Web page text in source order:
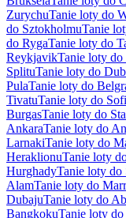
ZurychuTanie loty do
do SztokholmuTanie
do RygaTanie loty do
ReykjavikTanie loty do
SplituTanie loty do
PulaTanie loty do
TivatuTanie loty do
BurgasTanie loty do
AnkaraTanie loty do
LarnakiTanie loty do
HeraklionuTanie loty
HurghadyTanie loty do
AlamTanie loty do
DubajuTanie loty do
BangkokuTanie loty do